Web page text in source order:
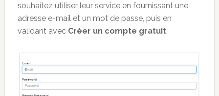
souhaitez utiliser leur service en fournissant une
adresse e-mail et un mot de passe, puis en
validant avec Créer un compte gratuit.